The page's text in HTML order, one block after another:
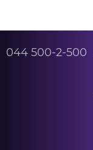
044 500-2-500